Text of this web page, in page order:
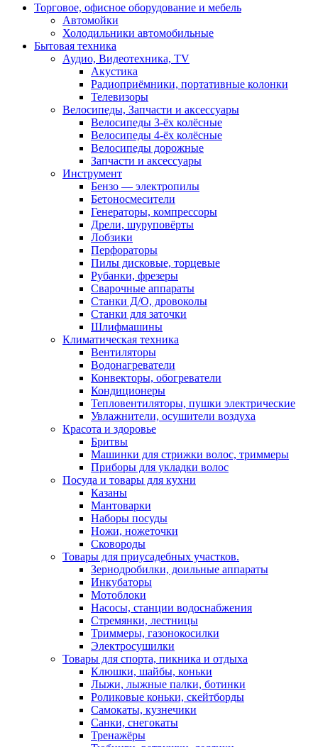
Торговое, офисное оборудование и мебель
Автомойки
Холодильники автомобильные
Бытовая техника
Аудио, Видеотехника, TV
Акустика
Радиоприёмники, портативные колонки
Телевизоры
Велосипеды, Запчасти и аксессуары
Велосипеды 3-ёх колёсные
Велосипеды 4-ёх колёсные
Велосипеды дорожные
Запчасти и аксессуары
Инструмент
Бензо — электропилы
Бетоносмесители
Генераторы, компрессоры
Дрели, шуруповёрты
Лобзики
Перфораторы
Пилы дисковые, торцевые
Рубанки, фрезеры
Сварочные аппараты
Станки Д/О, дровоколы
Станки для заточки
Шлифмашины
Климатическая техника
Вентиляторы
Водонагреватели
Конвекторы, обогреватели
Кондиционеры
Тепловентиляторы, пушки электрические
Увлажнители, осушители воздуха
Красота и здоровье
Бритвы
Машинки для стрижки волос, триммеры
Приборы для укладки волос
Посуда и товары для кухни
Казаны
Мантоварки
Наборы посуды
Ножи, ножеточки
Сковороды
Товары для приусадебных участков.
Зернодробилки, доильные аппараты
Инкубаторы
Мотоблоки
Насосы, станции водоснабжения
Стремянки, лестницы
Триммеры, газонокосилки
Электросушилки
Товары для спорта, пикника и отдыха
Клюшки, шайбы, коньки
Лыжи, лыжные палки, ботинки
Роликовые коньки, скейтборды
Самокаты, кузнечики
Санки, снегокаты
Тренажёры